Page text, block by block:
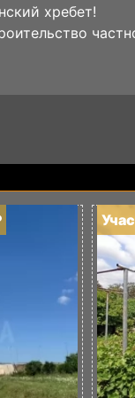
хребет!